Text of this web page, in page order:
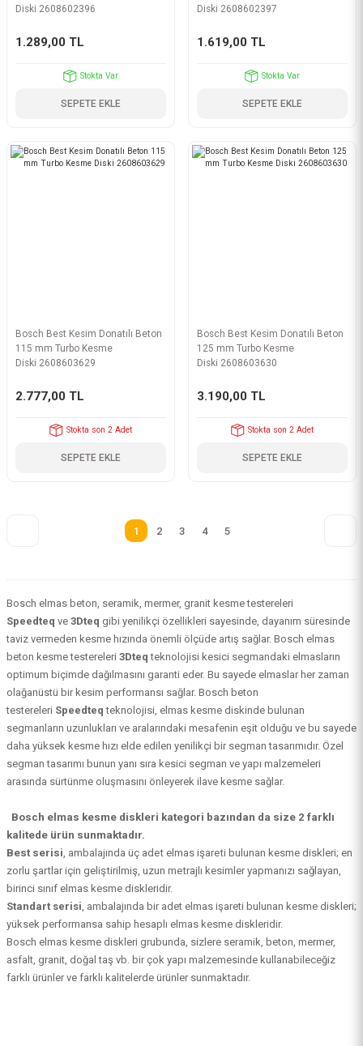
Diski 2608602396
1.289,00 TL
Stokta Var
SEPETE EKLE
Diski 2608602397
1.619,00 TL
Stokta Var
SEPETE EKLE
Bosch Best Kesim Donatılı Beton
115 mm Turbo Kesme
Diski 2608603629
2.777,00 TL
Stokta son 2 Adet
SEPETE EKLE
Bosch Best Kesim Donatılı Beton
125 mm Turbo Kesme
Diski 2608603630
3.190,00 TL
Stokta son 2 Adet
SEPETE EKLE
1 2 3 4 5
Bosch elmas beton, seramik, mermer, granit kesme testereleri
Speedteq ve 3Dteq gibi yenilikçi özellikleri sayesinde, dayanım süresinde
taviz vermeden kesme hızında önemli ölçüde artış sağlar. Bosch elmas
beton kesme testereleri 3Dteq teknolojisi kesici segmandaki elmasların
optimum biçimde dağılmasını garanti eder. Bu sayede elmaslar her zaman
olağanüstü bir kesim performansı sağlar. Bosch beton
testereleri Speedteq teknolojisi, elmas kesme diskinde bulunan
segmanların uzunlukları ve aralarındaki mesafenin eşit olduğu ve bu sayede
daha yüksek kesme hızı elde edilen yenilikçi bir segman tasarımıdır. Özel
segman tasarımı bunun yanı sıra kesici segman ve yapı malzemeleri
arasında sürtünme oluşmasını önleyerek ilave kesme sağlar.
Bosch elmas kesme diskleri kategori bazından da size 2 farklı
kalitede ürün sunmaktadır.
Best serisi, ambalajında üç adet elmas işareti bulunan kesme diskleri; en
zorlu şartlar için geliştirilmiş, uzun metrajlı kesimler yapmanızı sağlayan,
birinci sınıf elmas kesme diskleridir.
Standart serisi, ambalajında bir adet elmas işareti bulunan kesme diskleri;
yüksek performansa sahip hesaplı elmas kesme diskleridir.
Bosch elmas kesme diskleri grubunda, sizlere seramik, beton, mermer,
asfalt, granit, doğal taş vb. bir çok yapı malzemesinde kullanabileceğiz
farklı ürünler ve farklı kalitelerde ürünler sunmaktadır.